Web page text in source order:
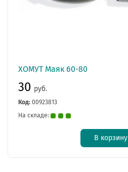
ХОМУТ Маяк 60-80
30 руб.
Код: 00923813
На складе:
В корзину